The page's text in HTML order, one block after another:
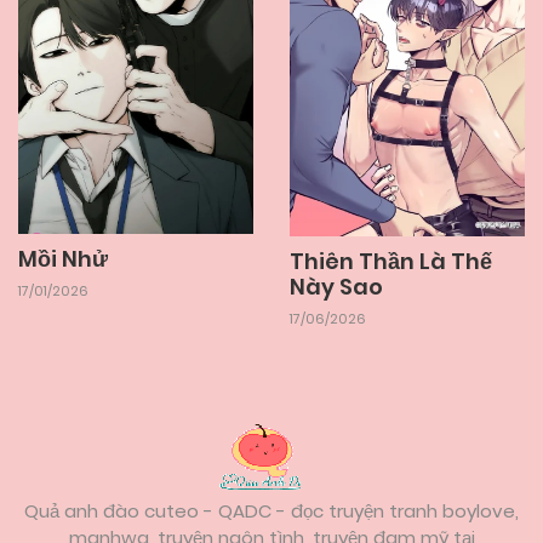
Chapter 4 22/05/2026
Chapter 3 22/05/2026
Chapter 2 22/05/2026
Chapter 1
Mồi Nhử
17/01/2026
Thiên Thần Là Thế
Này Sao
17/06/2026
Quả anh đào cuteo - QADC - đọc truyện tranh boylove,